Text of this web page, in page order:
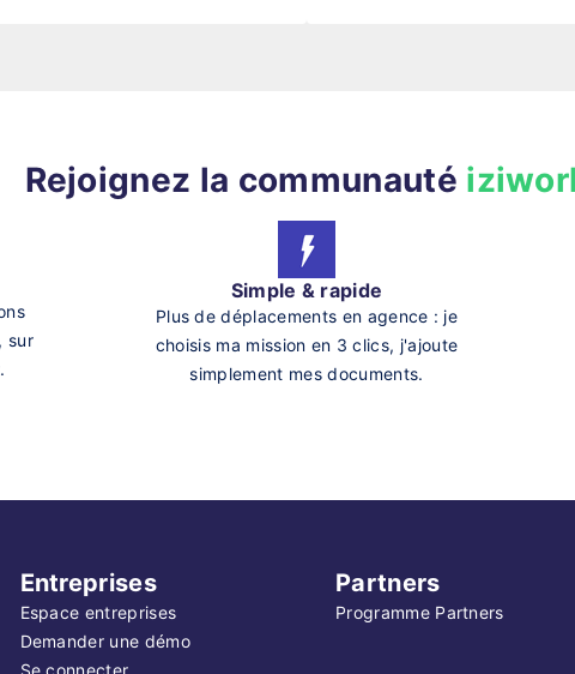
Rejoignez la communauté
sur
Simple & rapide
Plus de déplacements en agence : je
choisis ma mission en 3 clics, j'ajoute
simplement mes documents.
Entreprises
Espace entreprises
Demander une démo
Se connecter
Partners
Programme Partners